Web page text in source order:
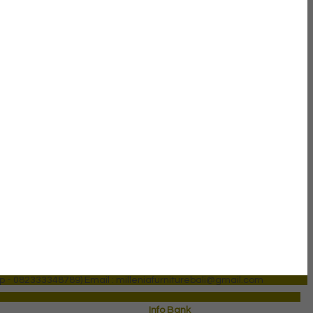
- 082333348789) Email : milleniafurniturebali@gmail.com
Info Bank